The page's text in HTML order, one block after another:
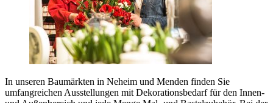
In unseren Baumärkten in Neheim und Menden finden Sie
umfangreichen Ausstellungen mit Dekorationsbedarf für den Innen-